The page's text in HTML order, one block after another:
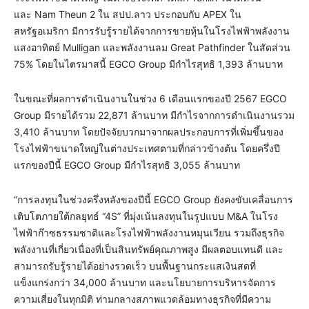
และ Nam Theun 2 ใน สปป.ลาว ประกอบกับ APEX ใน
สหรัฐอเมริกา มีการรับรู้รายได้จากการขายหุ้นในโรงไฟฟ้าพลังงาน
แสงอาทิตย์ Mulligan และพลังงานลม Great Pathfinder ในสัดส่วน
75% โดยในไตรมาสนี้ EGCO Group มีกำไรสุทธิ 1,393 ล้านบาท
ในขณะที่ผลการดำเนินงานในช่วง 6 เดือนแรกของปี 2567 EGCO
Group มีรายได้รวม 22,871 ล้านบาท มีกำไรจากการดำเนินงานรวม
3,410 ล้านบาท โดยปัจจัยบวกมาจากผลประกอบการที่เพิ่มขึ้นของ
โรงไฟฟ้าขนาดใหญ่ในต่างประเทศตามที่กล่าวข้างต้น โดยครึ่งปี
แรกของปีนี้ EGCO Group มีกำไรสุทธิ 3,055 ล้านบาท
“การลงทุนในช่วงครึ่งหลังของปีนี้ EGCO Group ยังคงขับเคลื่อนการ
เติบโตภายใต้กลยุทธ์ “4S” ที่มุ่งเน้นลงทุนในรูปแบบ M&A ในโรง
ไฟฟ้าก๊าซธรรมชาติและโรงไฟฟ้าพลังงานหมุนเวียน รวมถึงธุรกิจ
พลังงานที่เกี่ยวเนื่องที่เป็นสินทรัพย์คุณภาพสูง มีผลตอบแทนดี และ
สามารถรับรู้รายได้อย่างรวดเร็ว บนพื้นฐานกระแสเงินสดที่
แข็งแกร่งกว่า 34,000 ล้านบาท และนโยบายการบริหารจัดการ
ความเสี่ยงในทุกมิติ ท่ามกลางสภาพแวดล้อมทางธุรกิจที่มีความ